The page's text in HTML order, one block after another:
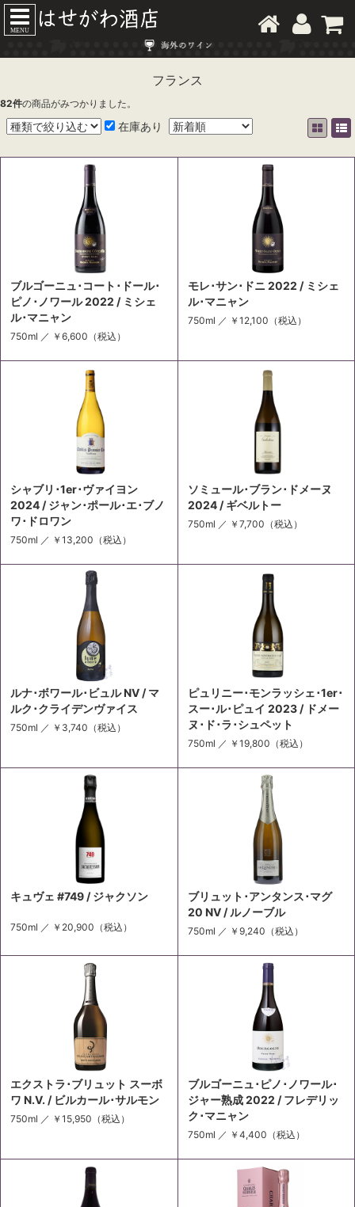
MENU
フランス
82件の商品がみつかりました。
在庫あり
ブルゴーニュ･コート･ドール･
ピノ･ノワール 2022 / ミシェ
ル･マニャン
750ml ／ ￥6,600 （税込）
モレ･サン･ドニ 2022 / ミシェ
ル･マニャン
750ml ／ ￥12,100 （税込）
シャブリ･1er･ヴァイヨン
2024 / ジャン･ポール･エ･ブノ
ワ･ドロワン
750ml ／ ￥13,200 （税込）
ソミュール･ブラン･ドメーヌ
2024 / ギベルトー
750ml ／ ￥7,700 （税込）
ルナ･ボワール･ビュル NV / マ
ルク･クライデンヴァイス
750ml ／ ￥3,740 （税込）
ピュリニー･モンラッシェ･1er･
スー･ル･ピュイ 2023 / ドメー
ヌ･ド･ラ･シュペット
750ml ／ ￥19,800 （税込）
キュヴェ #749 / ジャクソン
750ml ／ ￥20,900 （税込）
ブリュット･アンタンス･マグ
20 NV / ルノーブル
750ml ／ ￥9,240 （税込）
エクストラ･ブリュット スーボ
ワ N.V. / ビルカール･サルモン
750ml ／ ￥15,950 （税込）
ブルゴーニュ･ピノ･ノワール･
ジャー熟成 2022 / フレデリッ
ク･マニャン
750ml ／ ￥4,400 （税込）